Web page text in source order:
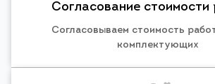
Согласование стоимости
Согласовываем стоимость
комплектующих